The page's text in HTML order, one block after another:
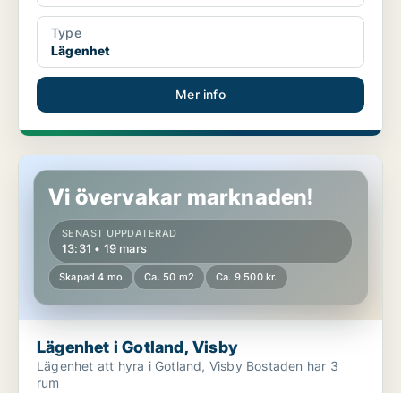
Type
Lägenhet
Mer info
Lägenhet i Gotland, Visby
Vi övervakar marknaden!
SENAST UPPDATERAD
13:31 • 19 mars
Skapad 4 mo Ca. 50 m2 Ca. 9 500 kr.
Lägenhet i Gotland, Visby
Lägenhet att hyra i Gotland, Visby Bostaden har 3
rum